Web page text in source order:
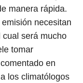
manera rápida.
necesitan
cual será mucho
tomar
en
los climatólogos